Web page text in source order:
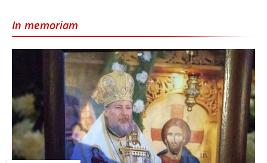
In memoriam